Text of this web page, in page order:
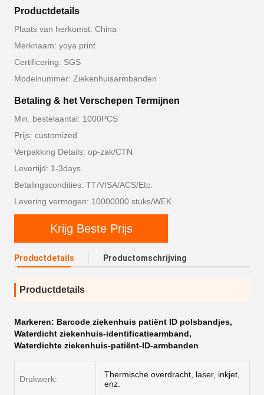
Productdetails
Plaats van herkomst: China
Merknaam: yoya print
Certificering: SGS
Modelnummer: Ziekenhuisarmbanden
Betaling & het Verschepen Termijnen
Min. bestelaantal: 1000PCS
Prijs: customized
Verpakking Details: op-zak/CTN
Levertijd: 1-3days
Betalingscondities: TT/VISA/ACS/Etc.
Levering vermogen: 10000000 stuks/WEK
Krijg Beste Prijs
Productdetails Productomschrijving
Productdetails
Markeren: Barcode ziekenhuis patiënt ID polsbandjes,
Waterdicht ziekenhuis-identificatiearmband,
Waterdichte ziekenhuis-patiënt-ID-armbanden
Drukwerk:
Thermische overdracht, laser, inkjet,
enz.